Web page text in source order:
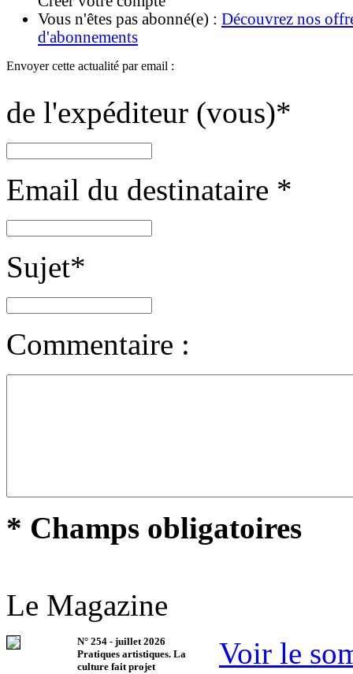
Vous n'êtes pas abonné(e) : Découvrez nos
d'abonnements
Envoyer cette actualité par email :
de l'expéditeur (vous)*
Email du destinataire *
Sujet*
Commentaire :
* Champs obligatoires
Le Magazine
N° 254 - juillet 2026
Pratiques artistiques. La
culture fait projet
Voir le